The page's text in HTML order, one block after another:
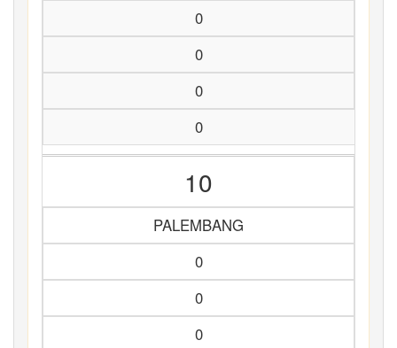
0
0
0
0
10
PALEMBANG
0
0
0